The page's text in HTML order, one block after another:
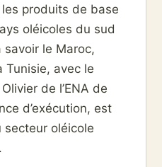
produits de base
oléicoles du sud
le Maroc,
Tunisie, avec le
de l’ENA de
d’exécution, est
secteur oléicole